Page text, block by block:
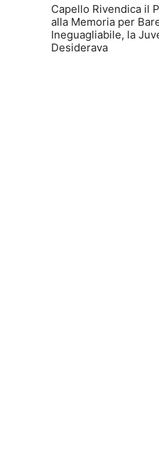
Capello Rivendica il
alla Memoria per
Ineguagliabile, la
Desiderava